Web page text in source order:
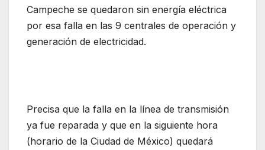
Campeche se quedaron sin energía eléctrica
por esa falla en las 9 centrales de operación y
generación de electricidad.
Precisa que la falla en la línea de transmisión
ya fue reparada y que en la siguiente hora
(horario de la Ciudad de México) quedará